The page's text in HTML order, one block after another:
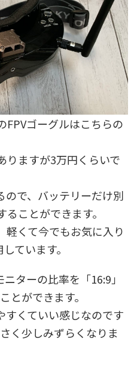
FPVゴーグルはこちらの
りますが3万円くらいで
ので、バッテリーだけ別
ことができます。
軽くて今でもお気に入り
ています。
ターの比率を「16:9」
とができます。
すくていい感じなのです
く少しみずらくなりま